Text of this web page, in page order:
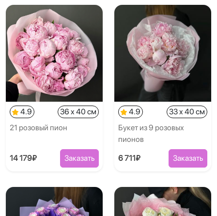
4.9
36 x 40 см
21 розовый пион
14 179₽ Заказать
4.9
33 x 40 см
Букет из 9 розовых
пионов
6 711₽ Заказать